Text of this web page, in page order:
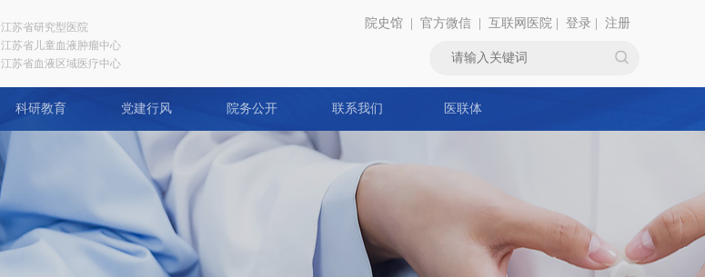
江苏省研究型医院
江苏省儿童血液肿瘤中心
江苏省血液区域医疗中心
院史馆 官方微信 互联网医院 登录 注册
科研教育 党建行风 院务公开 联系我们 医联体